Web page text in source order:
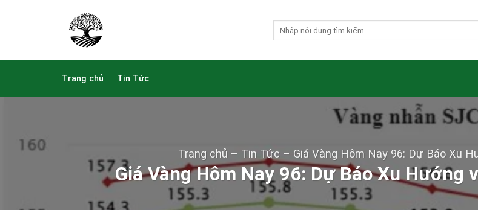
Trang chủ Tin Tức
Trang chủ – Tin Tức – Giá Vàng Hôm Nay 96: Dự Báo Xu
Giá Vàng Hôm Nay 96: Dự Báo Xu Hướng